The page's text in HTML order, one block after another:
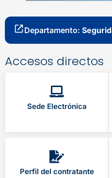
Departamento:
Accesos directos
Sede Electrónica
Perfil del contratante